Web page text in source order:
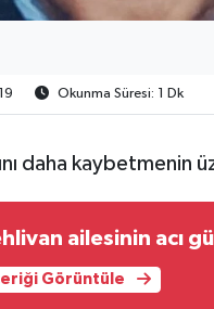
Okunma Süresi: 1 Dk
daha kaybetmenin
ailesinin acı
Görüntüle